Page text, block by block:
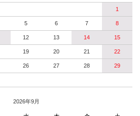
1
5 6 7 8
12 13 14 15
19 20 21 22
26 27 28 29
2026年9月